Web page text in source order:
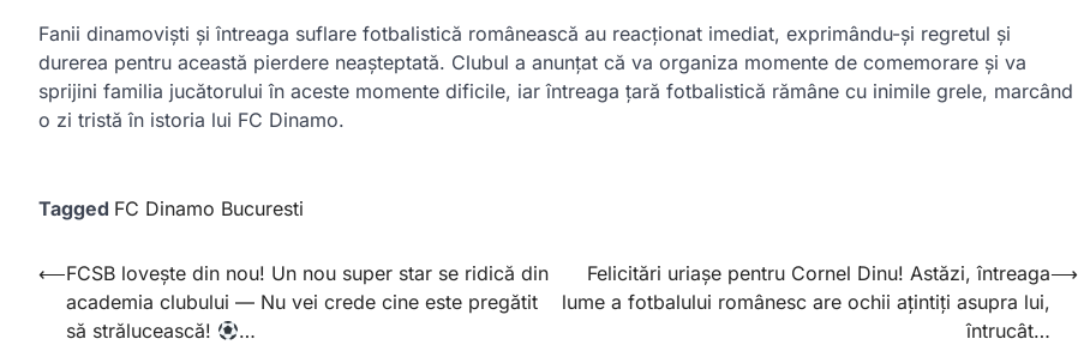
Fanii dinamoviști și întreaga suflare fotbalistică românească au reacționat imediat, exprimându-și regretul și
durerea pentru această pierdere neașteptată. Clubul a anunțat că va organiza momente de comemorare și va
sprijini familia jucătorului în aceste momente dificile, iar întreaga țară fotbalistică rămâne cu inimile grele, marcând
o zi tristă în istoria lui FC Dinamo.
Tagged FC Dinamo Bucuresti
Post
navigation
⟵FCSB lovește din nou! Un nou super star se ridică din
academia clubului — Nu vei crede cine este pregătit
să strălucească!
…
Felicitări uriașe pentru Cornel Dinu! Astăzi, întreaga
lume a fotbalului românesc are ochii ațintiți asupra lui,
întrucât…
⟶